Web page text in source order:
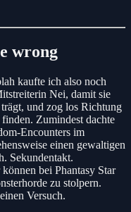
wrong
kaufte ich also noch
Nei, damit sie
und zog los Richtung
Zumindest dachte
Encounters im
einen gewaltigen
Sekundentakt.
bei Phantasy Star
zu stolpern.
Versuch.